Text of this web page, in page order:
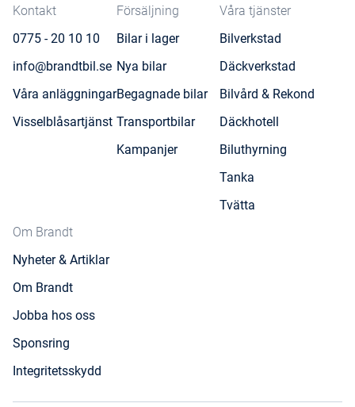
Kontakt
0775 - 20 10 10
info@brandtbil.se
Våra anläggningar
Visselblåsartjänst
Försäljning
Bilar i lager
Nya bilar
Begagnade bilar
Transportbilar
Kampanjer
Våra tjänster
Bilverkstad
Däckverkstad
Bilvård & Rekond
Däckhotell
Biluthyrning
Tanka
Tvätta
Om Brandt
Nyheter & Artiklar
Om Brandt
Jobba hos oss
Sponsring
Integritetsskydd